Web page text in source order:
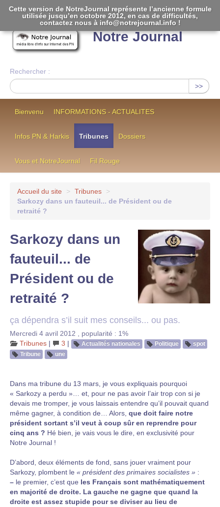
Notre Journal
Rechercher :
>>
Bienvenu INFORMATIONS - ACTUALITES
Infos PN & Harkis Tribunes Dossiers
Vous et NotreJournal Fil Rouge
Accueil du site > Tribunes
>
Sarkozy dans un fauteuil... de Président ou de
retraité ?
Sarkozy dans un
fauteuil... de
Président ou de
retraité ?
ça dépendra s’il suit mes conseils... ou pas.
Mercredi 4 avril 2012
popularité : 1%
Tribunes | 3 | Actualités nationales Politique
spot
Tribune
une
Dans ma tribune du 13 mars, je vous expliquais pourquoi
« Sarkozy a perdu »… et, pour ne pas avoir l’air trop con si je
devais me tromper, je vous laissais entendre qu’il pouvait quand
même gagner, à condition de… Alors, que doit faire notre
président sortant s’il veut à coup sûr en reprendre pour
cinq ans ? Hé bien, je vais vous le dire, en exclusivité pour
Notre Journal !
D’abord, deux éléments de fond, sans jouer vraiment pour
Sarkozy, plombent le « président des primaires socialistes » :
– le premier, c’est que les Français sont mathématiquement
en majorité de droite. La gauche ne gagne que quand la
droite est assez stupide pour se diviser au lieu de
Cette version de NotreJournal représente l’ancienne formule
utilisée jusqu’en octobre 2012, en cas de difficultés,
contactez nous à info@notrejournal.info !